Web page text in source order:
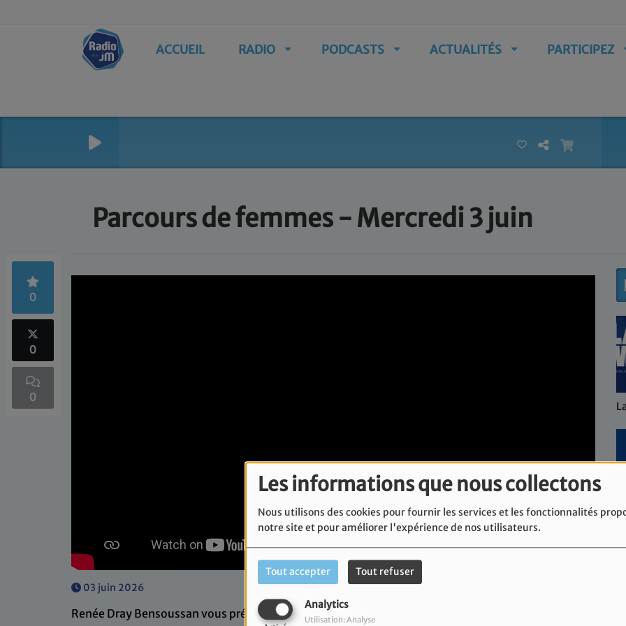
Les informations que nous collectons
Nous utilisons des cookies pour fournir les services et les fonctionnalités
notre site et pour améliorer l'expérience de nos utilisateurs.
Tout accepter Tout refuser
Analytics
Utilisation: Analyse
ACCUEIL RADIO PODCASTS ACTUALITÉS PARTICIPEZ
Parcours de femmes - Mercredi 3 juin
0
0
0
03 juin 2026
Renée Dray Bensoussan vous présente un parcours de femme.